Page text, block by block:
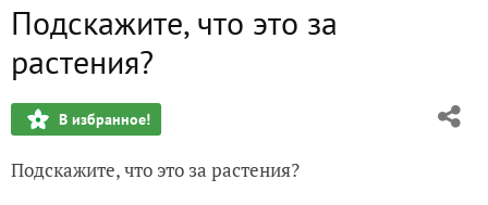
Подскажите, что это за
растения?
В избранное!
Подскажите, что это за растения?